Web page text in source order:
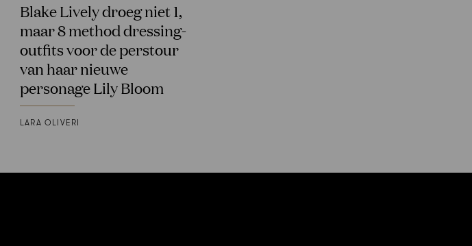
Blake Lively droeg niet 1,
maar 8 method dressing-
outfits voor de perstour
van haar nieuwe
personage Lily Bloom
LARA OLIVERI